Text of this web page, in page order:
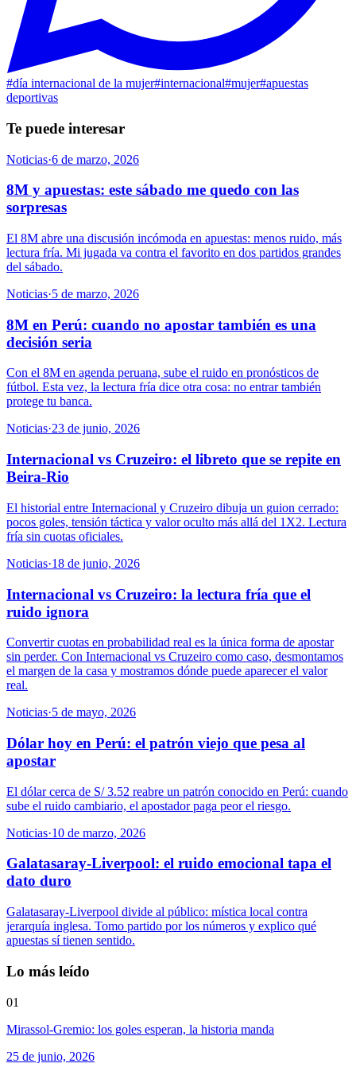
#día internacional de la mujer#internacional#mujer#apuestas
deportivas
Te puede interesar
Noticias·6 de marzo, 2026
8M y apuestas: este sábado me quedo con las
sorpresas
El 8M abre una discusión incómoda en apuestas: menos ruido, más
lectura fría. Mi jugada va contra el favorito en dos partidos grandes
del sábado.
Noticias·5 de marzo, 2026
8M en Perú: cuando no apostar también es una
decisión seria
Con el 8M en agenda peruana, sube el ruido en pronósticos de
fútbol. Esta vez, la lectura fría dice otra cosa: no entrar también
protege tu banca.
Noticias·23 de junio, 2026
Internacional vs Cruzeiro: el libreto que se repite en
Beira-Rio
El historial entre Internacional y Cruzeiro dibuja un guion cerrado:
pocos goles, tensión táctica y valor oculto más allá del 1X2. Lectura
fría sin cuotas oficiales.
Noticias·18 de junio, 2026
Internacional vs Cruzeiro: la lectura fría que el
ruido ignora
Convertir cuotas en probabilidad real es la única forma de apostar
sin perder. Con Internacional vs Cruzeiro como caso, desmontamos
el margen de la casa y mostramos dónde puede aparecer el valor
real.
Noticias·5 de mayo, 2026
Dólar hoy en Perú: el patrón viejo que pesa al
apostar
El dólar cerca de S/ 3.52 reabre un patrón conocido en Perú: cuando
sube el ruido cambiario, el apostador paga peor el riesgo.
Noticias·10 de marzo, 2026
Galatasaray-Liverpool: el ruido emocional tapa el
dato duro
Galatasaray-Liverpool divide al público: mística local contra
jerarquía inglesa. Tomo partido por los números y explico qué
apuestas sí tienen sentido.
Lo más leído
01
Mirassol-Gremio: los goles esperan, la historia manda
25 de junio, 2026